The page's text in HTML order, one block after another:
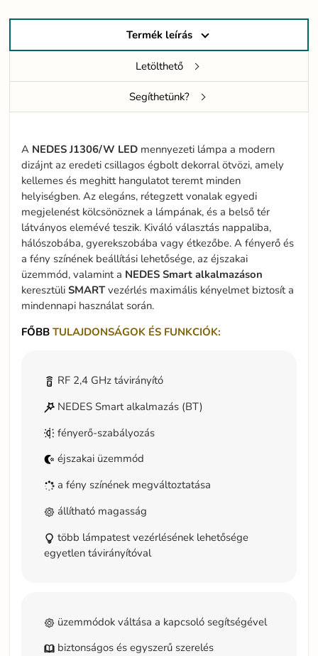
Termék leírás
Letölthető
Segíthetünk?
A NEDES J1306/W LED mennyezeti lámpa a modern
dizájnt az eredeti csillagos égbolt dekorral ötvözi, amely
kellemes és meghitt hangulatot teremt minden
helyiségben. Az elegáns, rétegzett vonalak egyedi
megjelenést kölcsönöznek a lámpának, és a belső tér
látványos elemévé teszik. Kiváló választás nappaliba,
hálószobába, gyerekszobába vagy étkezőbe. A fényerő és
a fény színének beállítási lehetősége, az éjszakai
üzemmód, valamint a NEDES Smart alkalmazáson
keresztüliSMARTvezérlés maximális kényelmet biztosít a
mindennapi használat során.
FŐBB TULAJDONSÁGOK ÉS FUNKCIÓK:
RF 2,4 GHz távirányító
NEDES Smart alkalmazás (BT)
fényerő-szabályozás
éjszakai üzemmód
a fény színének megváltoztatása
állítható magasság
több lámpatest vezérlésének lehetősége
egyetlen távirányítóval
üzemmódok váltása a kapcsoló segítségével
biztonságos és egyszerű szerelés